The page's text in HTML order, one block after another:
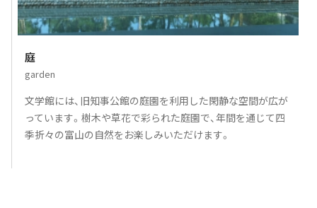
庭
garden
文学館には、旧知事公館の庭園を利用した閑静な空間が広が
っています。樹木や草花で彩られた庭園で、年間を通じて四
季折々の富山の自然をお楽しみいただけます。